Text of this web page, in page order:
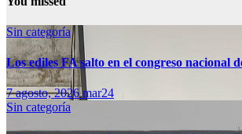
Sin categoría
Los ediles FA salto en el congreso nacional
7 agosto, 2026mar24
Sin categoría